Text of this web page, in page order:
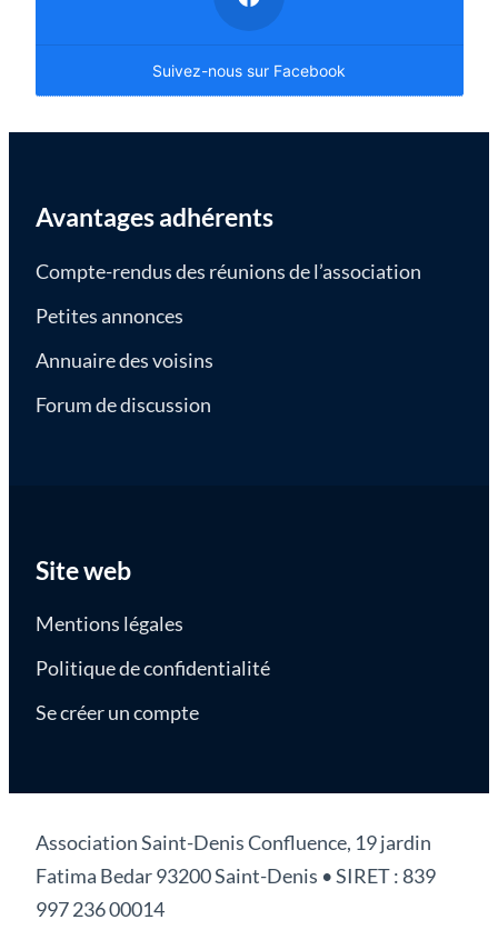
Suivez-nous sur Facebook
Avantages adhérents
Compte-rendus des réunions de l’association
Petites annonces
Annuaire des voisins
Forum de discussion
Site web
Mentions légales
Politique de confidentialité
Se créer un compte
Association Saint-Denis Confluence, 19 jardin
Fatima Bedar 93200 Saint-Denis • SIRET : 839
997 236 00014